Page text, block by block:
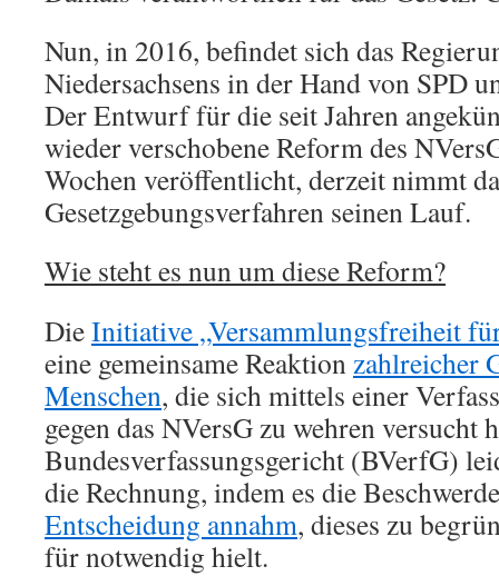
Nun, in 2016, befindet sich das
Niedersachsens in der Hand von SPD
Der Entwurf für die seit Jahren
wieder verschobene Reform des
Wochen veröffentlicht, derzeit nimmt
Gesetzgebungsverfahren seinen Lauf.
Wie steht es nun um diese Reform?
DieInitiative „Versammlungsfreiheit
eine gemeinsame Reaktionzahlreicher
Menschen, die sich mittels einer
gegen das NVersG zu wehren versucht
Bundesverfassungsgericht (BVerfG)
die Rechnung, indem es die
Entscheidung annahm, dieses zu
für notwendig hielt.